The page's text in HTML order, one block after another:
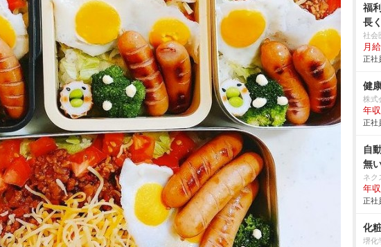
福
長
社会
月
正社
健
株式
年
正社
自
無
ネク
年
正社
化
堺化